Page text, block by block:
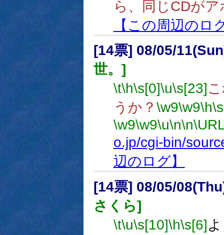
ら、同じCDが
【この周辺のロ
[14票] 08/05/
世。]
\t\h\s[0]\u\s[23]
うか？ \w9\w9\h
\w9\w9\u\n\n
o.jp/cgi-bin/
辺のログ】
[14票] 08/05/
さくら]
\t\u\s[10]\h\s[6]